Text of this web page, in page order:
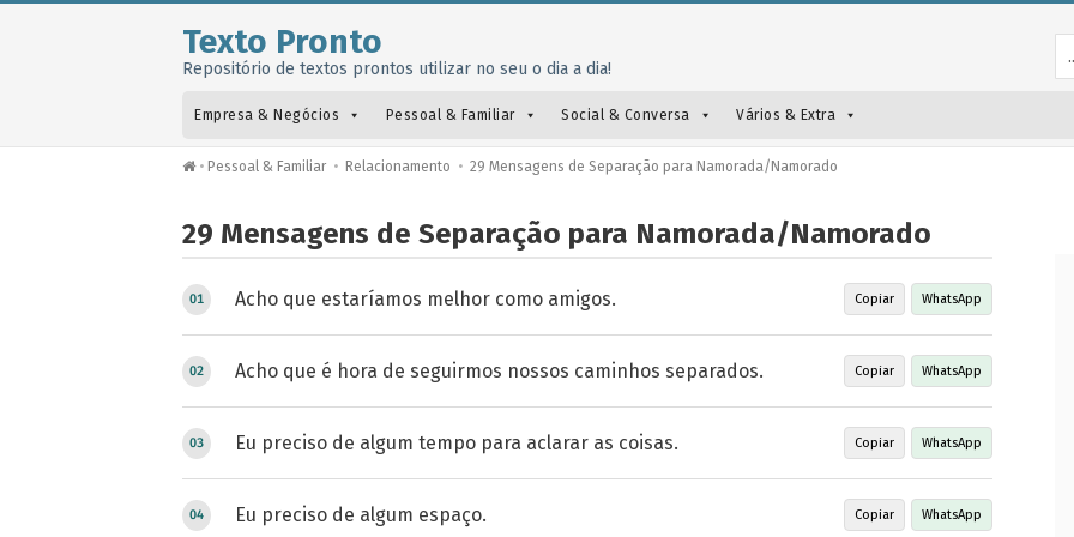
Texto Pronto
Repositório de textos prontos utilizar no seu o dia a dia!
Empresa & Negócios Pessoal & Familiar Social & Conversa Vários & Extra
• Pessoal & Familiar • Relacionamento • 29 Mensagens de Separação para Namorada/Namorado
29 Mensagens de Separação para Namorada/Namorado
Acho que estaríamos melhor como amigos. Copiar WhatsApp
Acho que é hora de seguirmos nossos caminhos separados. Copiar WhatsApp
Eu preciso de algum tempo para aclarar as coisas. Copiar WhatsApp
Eu preciso de algum espaço. Copiar WhatsApp